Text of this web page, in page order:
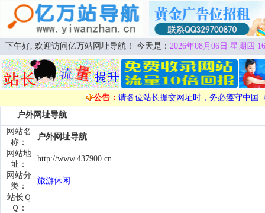
下午好, 欢迎访问亿万站网址导航！ 今天是： 2026年08月06日 星期四
公告： 请各位站长提交网址时，务必遵守中国
户外网址导航
网站名
称：
户外网址导航
网站地
址：
http://www.437900.cn
网站分
类：
旅游休闲
站长Ｑ
Ｑ：